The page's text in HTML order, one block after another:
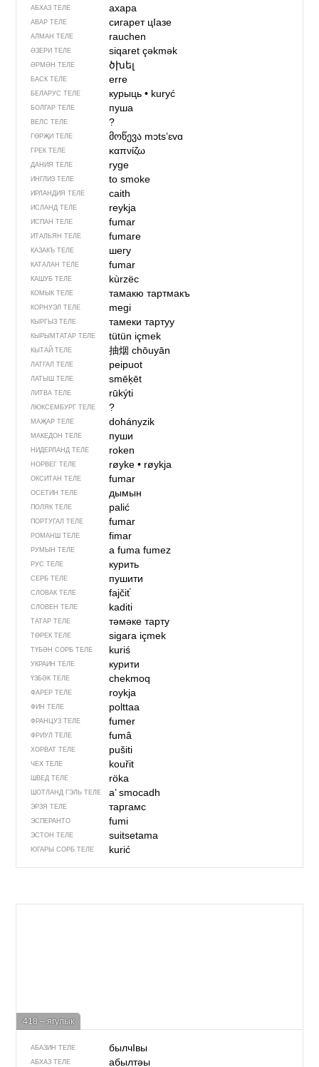
АБХАЗ ТЕЛЕ ахара
АВАР ТЕЛЕ сигарет цIазе
АЛМАН ТЕЛЕ rauchen
ӘЗЕРИ ТЕЛЕ siqaret çəkmək
ӘРМӘН ТЕЛЕ ծխել
БАСК ТЕЛЕ erre
БЕЛАРУС ТЕЛЕ курыць• kuryć
БОЛГАР ТЕЛЕ пуша
ВЕЛС ТЕЛЕ ?
ГӨРҖИ ТЕЛЕ მოწევა mɔtsʼɛvɑ
ГРЕК ТЕЛЕ καπνίζω
ДАНИЯ ТЕЛЕ ryge
ИНГЛИЗ ТЕЛЕ to smoke
ИРЛАНДИЯ ТЕЛЕ caith
ИСЛАНД ТЕЛЕ reykja
ИСПАН ТЕЛЕ fumar
ИТАЛЬЯН ТЕЛЕ fumare
КАЗАКЪ ТЕЛЕ шегу
КАТАЛАН ТЕЛЕ fumar
КАШУБ ТЕЛЕ kùrzëc
КОМЫК ТЕЛЕ тамакю тартмакъ
КОРНУЭЛ ТЕЛЕ megi
КЫРГЫЗ ТЕЛЕ тамеки тартуу
КЫРЫМТАТАР ТЕЛЕ tütün içmek
КЫТАЙ ТЕЛЕ 抽烟chōuyān
ЛАТГАЛ ТЕЛЕ peipuot
ЛАТЫШ ТЕЛЕ smēķēt
ЛИТВА ТЕЛЕ rūkýti
ЛЮКСЕМБУРГ ТЕЛЕ ?
МАҖАР ТЕЛЕ dohányzik
МАКЕДОН ТЕЛЕ пуши
НИДЕРЛАНД ТЕЛЕ roken
НОРВЕГ ТЕЛЕ røyke• røykja
ОКСИТАН ТЕЛЕ fumar
ОСЕТИН ТЕЛЕ дымын
ПОЛЯК ТЕЛЕ palić
ПОРТУГАЛ ТЕЛЕ fumar
РОМАНШ ТЕЛЕ fimar
РУМЫН ТЕЛЕ a fumafumez
РУС ТЕЛЕ курить
СЕРБ ТЕЛЕ пушити
СЛОВАК ТЕЛЕ fajčiť
СЛОВЕН ТЕЛЕ kaditi
ТАТАР ТЕЛЕ тәмәке тарту
ТӨРЕК ТЕЛЕ sigara içmek
ТҮБӘН СОРБ ТЕЛЕ kuriś
УКРАИН ТЕЛЕ курити
ҮЗБӘК ТЕЛЕ chekmoq
ФАРЕР ТЕЛЕ roykja
ФИН ТЕЛЕ polttaa
ФРАНЦУЗ ТЕЛЕ fumer
ФРИУЛ ТЕЛЕ fumâ
ХОРВАТ ТЕЛЕ pušiti
ЧЕХ ТЕЛЕ kouřit
ШВЕД ТЕЛЕ röka
ШОТЛАНД ГЭЛЬ ТЕЛЕ a’ smocadh
ЭРЗЯ ТЕЛЕ таргамс
ЭСПЕРАНТО fumi
ЭСТОН ТЕЛЕ suitsetama
ЮГАРЫ СОРБ ТЕЛЕ kurić
418 – ягулык
АБАЗИН ТЕЛЕ былчIвы
АБХАЗ ТЕЛЕ абылтәы